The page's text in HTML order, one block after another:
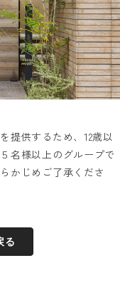
提供するため、12歳以
名様以上のグループで
かじめご了承くださ
る